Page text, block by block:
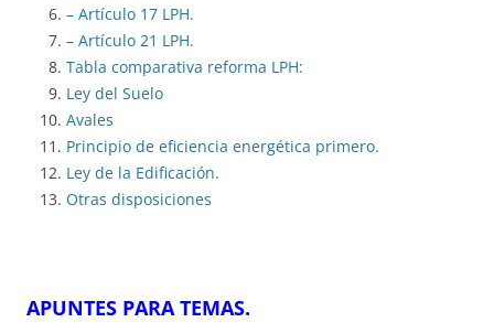
– Artículo 17 LPH.
– Artículo 21 LPH.
Tabla comparativa reforma LPH:
Ley del Suelo
Avales
Principio de eficiencia energética primero.
Ley de la Edificación.
Otras disposiciones
APUNTES PARA TEMAS.